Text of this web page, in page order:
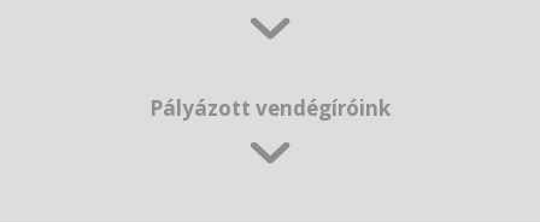
Pályázott vendégíróink